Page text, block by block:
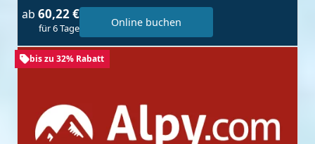
ab 60,22 €
für 6 Tage Online buchen
bis zu 32% Rabatt